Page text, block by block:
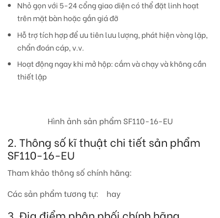
Nhỏ gọn với 5-24 cổng giao diện có thể đặt linh hoạt
trên mặt bàn hoặc gắn giá đỡ
Hỗ trợ tích hợp để ưu tiên lưu lượng, phát hiện vòng lặp,
chẩn đoán cáp, v.v.
Hoạt động ngay khi mở hộp: cắm và chạy và không cần
thiết lập
Hình ảnh sản phẩm SF110-16-EU
2. Thông số kĩ thuật chi tiết sản phẩm
SF110-16-EU
Tham khảo thông số chính hãng:
Các sản phẩm tương tự: hay
3. Địa điểm phân phối chính hãng